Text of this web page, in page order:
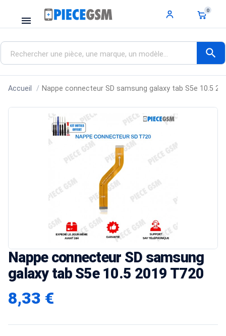
menu
0
search
Accueil Nappe connecteur SD samsung galaxy tab S5e 10.5
Nappe connecteur SD samsung
galaxy tab S5e 10.5 2019 T720
8,33 €